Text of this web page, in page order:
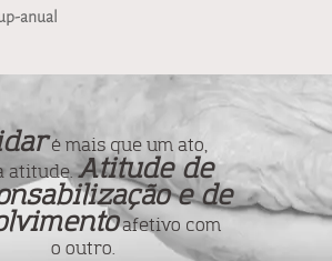
anual
é mais que um ato,
atitude.Atitude de
e de
afetivo com
o outro.